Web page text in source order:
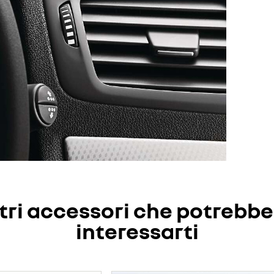
accessori che
interessarti